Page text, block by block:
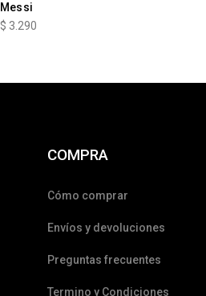
Messi
$ 3.290
COMPRA
Cómo comprar
Envíos y devoluciones
Preguntas frecuentes
Termino y Condiciones